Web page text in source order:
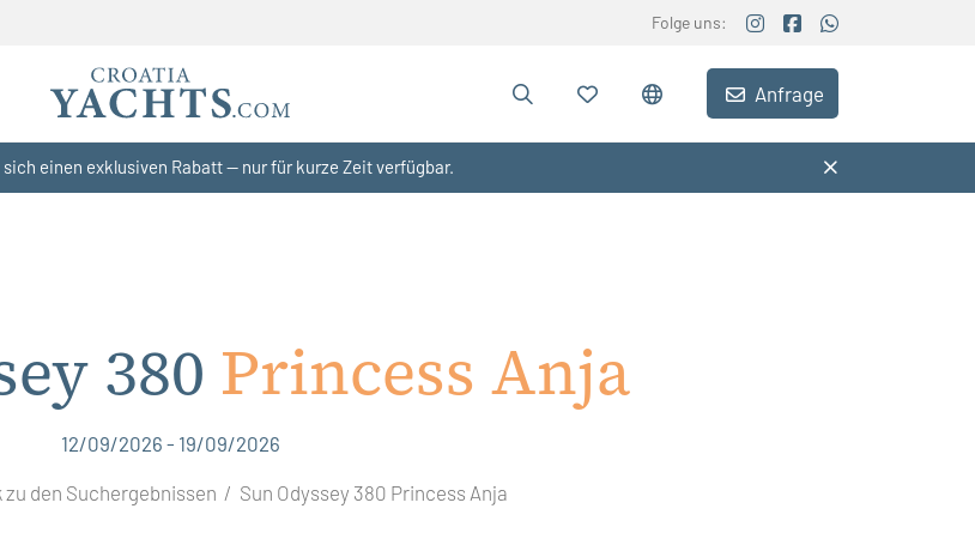
einen exklusiven Rabatt — nur für kurze Zeit verfügbar.
Folge uns:
Anfrage
380 Princess Anja
12/09/2026 - 19/09/2026
zu den Suchergebnissen Sun Odyssey 380 Princess Anja